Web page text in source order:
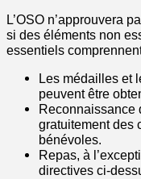
L’OSO n’approuvera
si des éléments non
essentiels
Les médailles et
peuvent être
Reconnaissance
gratuitement des
bénévoles.
Repas, à
directives ci-